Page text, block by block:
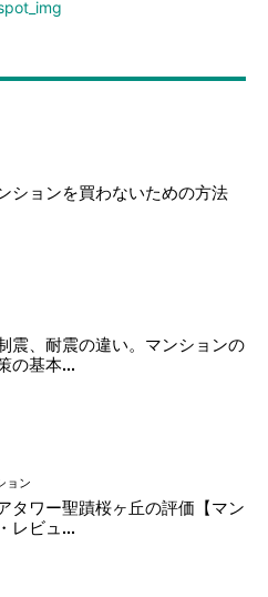
ションを買わないための方法
震、耐震の違い。マンションの
の基本...
ョン
タワー聖蹟桜ヶ丘の評価【マン
レビュ...